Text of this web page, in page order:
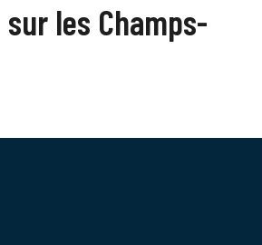
les Champs-